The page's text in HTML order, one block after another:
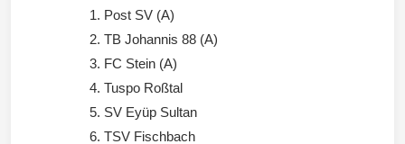
Wintersd
Post SV (A)
TB Johannis 88 (A)
FC Stein (A)
Tuspo Roßtal
SV Eyüp Sultan
TSV Fischbach